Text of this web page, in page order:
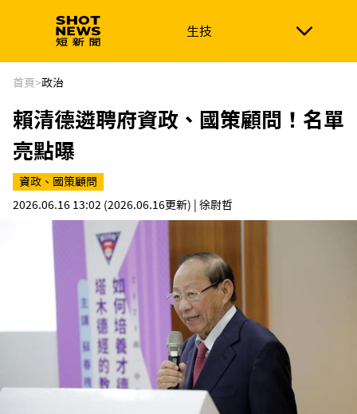
生技
生技 政治
新南向 體育
首頁>政治
賴清德遴聘府資政、國策顧問！名單
亮點曝
資政、國策顧問
2026.06.16 13:02 (2026.06.16更新) | 徐尉哲